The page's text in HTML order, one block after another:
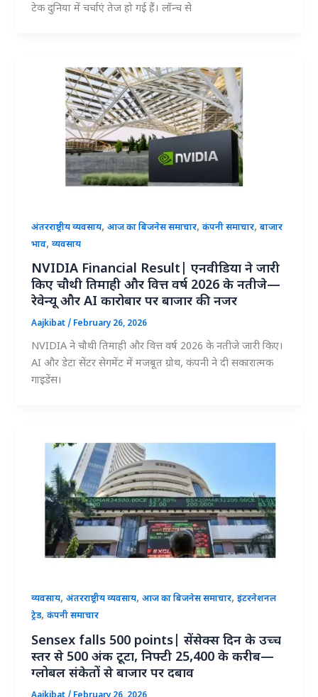
टेक दुनिया में चर्चाएं तेज हो गई हैं। लॉन्च से
अंतरराष्ट्रीय व्यवसाय,आज का बिजनेस समाचार,कंपनी समाचार,बाजार
भाव,व्यवसाय
NVIDIA Financial Result| एनवीडिया ने जारी
किए चौथी तिमाही और वित्त वर्ष 2026 के नतीजे—
रेवेन्यू और AI कारोबार पर बाजार की नजर
Aajkibat/ February 26, 2026
NVIDIA ने चौथी तिमाही और वित्त वर्ष 2026 के नतीजे जारी किए।
AI और डेटा सेंटर सेगमेंट में मजबूत ग्रोथ, कंपनी ने दी सकारात्मक
गाइडेंस।
व्यवसाय,अंतरराष्ट्रीय व्यवसाय,आज का बिजनेस समाचार,इंटरनेशनल
ट्रेड,कंपनी समाचार
Sensex falls 500 points| सेंसेक्स दिन के उच्च
स्तर से 500 अंक टूटा, निफ्टी 25,400 के करीब—
ग्लोबल संकेतों से बाजार पर दबाव